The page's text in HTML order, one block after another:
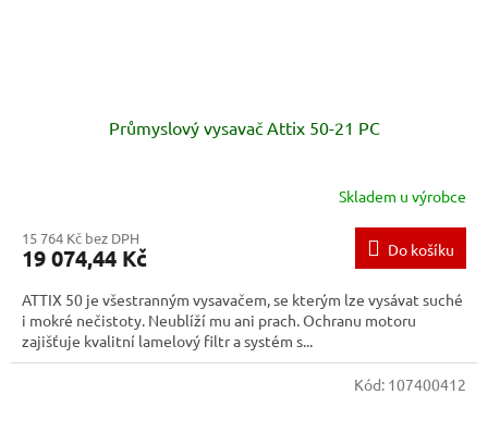
Průmyslový vysavač Attix 50-21 PC
Skladem u výrobce
15 764 Kč bez DPH
19 074,44 Kč Do košíku
ATTIX 50 je všestranným vysavačem, se kterým lze vysávat suché
i mokré nečistoty. Neublíží mu ani prach. Ochranu motoru
zajišťuje kvalitní lamelový filtr a systém s...
Kód: 107400412